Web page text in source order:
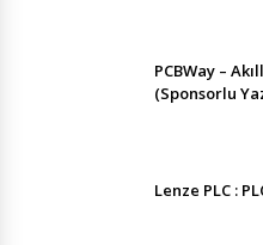
PCBWay –
(Sponsorlu
Lenze PLC :